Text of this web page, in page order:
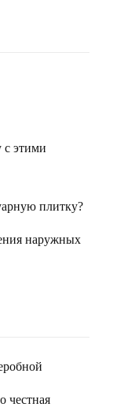
с этими
плитку?
наружных
честная